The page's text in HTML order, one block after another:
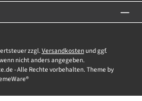
zzgl. Versandkostenund ggf.
nicht anders angegeben.
- Alle Rechte vorbehalten. Theme by